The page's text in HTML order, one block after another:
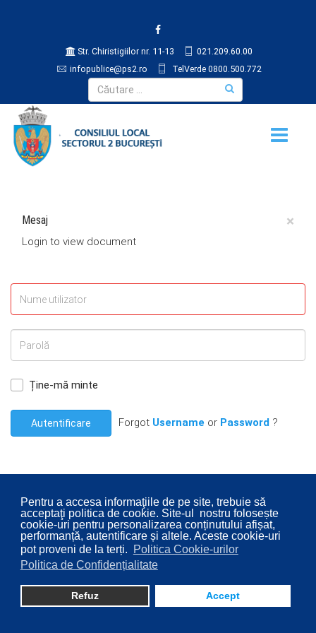
Pentru a accesa informaţiile de pe site, trebuie să
acceptaţi politica de cookie. Site-ul nostru folosește
cookie-uri pentru personalizarea conținutului afișat,
performanță, autentificare și altele. Aceste cookie-uri
pot proveni de la terți.
Politica Cookie-urilor
Politica de Confidențialitate
Refuz Accept
Str. Chiristigiilor nr. 11-13
021.209.60.00
infopublice@ps2.ro
TelVerde 0800.500.772
×
Mesaj
Login to view document
Ține-mă minte
Autentificare Forgot Username or Password ?
© 2026 Consiliul Local al Sectorului 2 București. Designed By
Direcţia Transparenţă Instituţională - Compartimentul
Digitalizare